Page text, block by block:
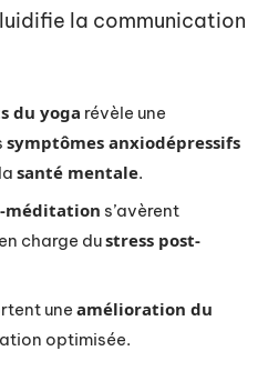
la communication
du yoga révèle une
symptômes anxiodépressifs
santé mentale.
méditation s’avèrent
charge dustress post-
une amélioration du
optimisée.